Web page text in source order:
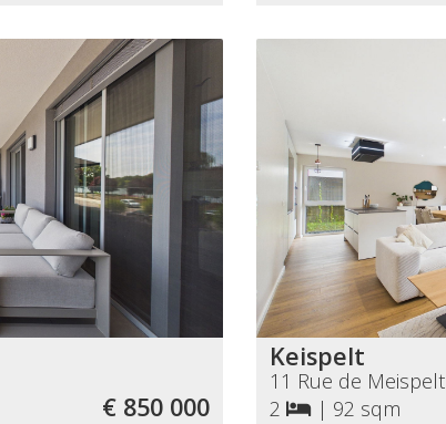
€ 850 000
Keispelt
11 Rue de Meispelt
2
| 92 sqm